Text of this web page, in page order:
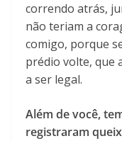
correndo atrás,
não teriam a
comigo, porque
prédio volte, que
a ser legal.
Além de você,
registraram